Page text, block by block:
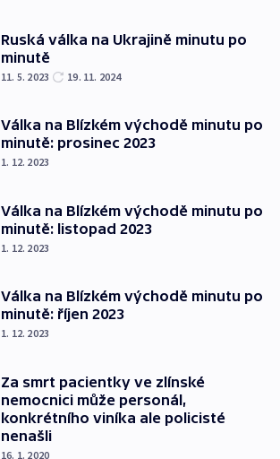
Ruská válka na Ukrajině minutu po
minutě
11. 5. 2023 19. 11. 2024
Válka na Blízkém východě minutu po
minutě: prosinec 2023
1. 12. 2023
Válka na Blízkém východě minutu po
minutě: listopad 2023
1. 12. 2023
Válka na Blízkém východě minutu po
minutě: říjen 2023
1. 12. 2023
Za smrt pacientky ve zlínské
nemocnici může personál,
konkrétního viníka ale policisté
nenašli
16. 1. 2020